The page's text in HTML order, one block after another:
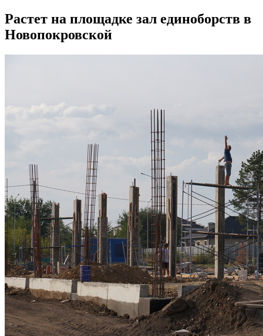
Растет на площадке зал единоборств в
Новопокровской